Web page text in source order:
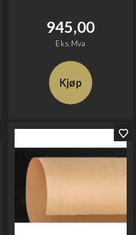
945,00
Eks.Mva
Kjøp